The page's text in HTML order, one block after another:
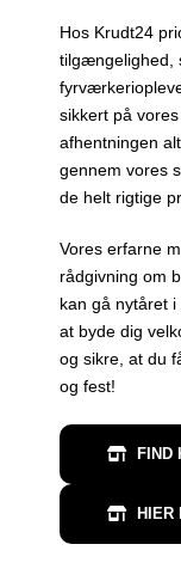
Hos Krudt24
tilgængelighed,
sikkert på
afhentningen
gennem vores
de helt rigtige
Vores erfarne
rådgivning om
kan gå nytåret
at byde dig
og sikre, at du
og fest!
FIND
HIER